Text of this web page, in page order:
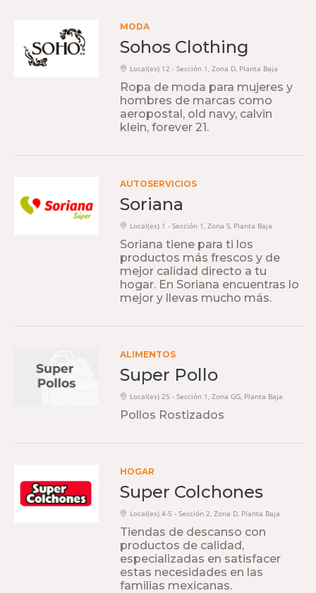
MODA
Sohos Clothing
Local(es) 12 - Sección 1, Zona D, Planta Baja
Ropa de moda para mujeres y
hombres de marcas como
aeropostal, old navy, calvin
klein, forever 21.
AUTOSERVICIOS
Soriana
Local(es) 1 - Sección 1, Zona S, Planta Baja
Soriana tiene para ti los
productos más frescos y de
mejor calidad directo a tu
hogar. En Soriana encuentras lo
mejor y llevas mucho más.
ALIMENTOS
Super Pollo
Local(es) 25 - Sección 1, Zona GG, Planta Baja
Pollos Rostizados
HOGAR
Super Colchones
Local(es) 4-5 - Sección 2, Zona D, Planta Baja
Tiendas de descanso con
productos de calidad,
especializadas en satisfacer
estas necesidades en las
familias mexicanas.